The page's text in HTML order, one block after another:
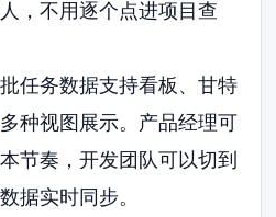
，不用逐个点进项目查
任务数据支持看板、甘特
种视图展示。产品经理可
节奏，开发团队可以切到
据实时同步。